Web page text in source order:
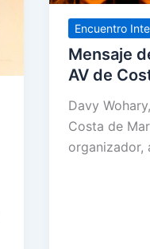
Encuentro
Mensaje
AV de
Davy
Costa de
organizador,